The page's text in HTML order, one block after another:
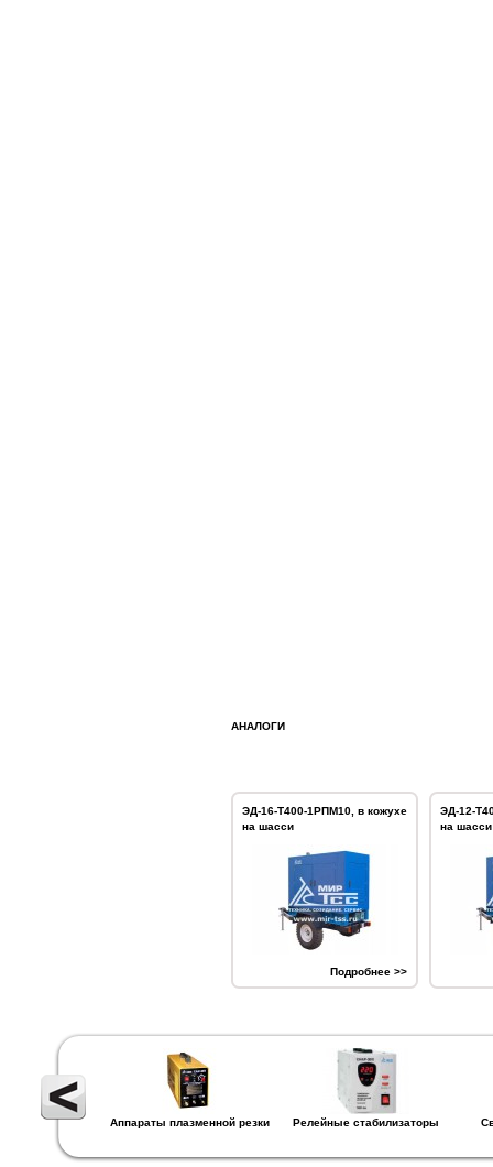
АНАЛОГИ
ЭД-16-Т400-1РПМ10, в кожухе
на шасси
Подробнее >>
ЭД-12-
на шасси
Аппараты плазменной резки Релейные стабилизаторы